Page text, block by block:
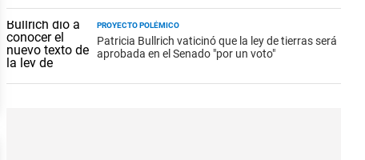
PROYECTO POLÉMICO
Patricia Bullrich vaticinó que la ley de tierras será
aprobada en el Senado "por un voto"